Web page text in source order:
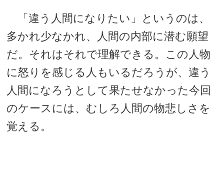
「違う人間になりたい」というのは、
多かれ少なかれ、人間の内部に潜む願望
だ。それはそれで理解できる。この人物
に怒りを感じる人もいるだろうが、違う
人間になろうとして果たせなかった今回
のケースには、むしろ人間の物悲しさを
覚える。